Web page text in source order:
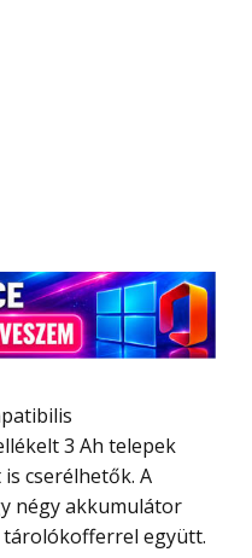
3 Ah telepek
cserélhetők. A
négy akkumulátor
együtt.